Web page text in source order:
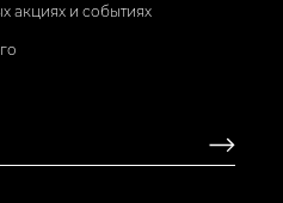
акциях и событиях